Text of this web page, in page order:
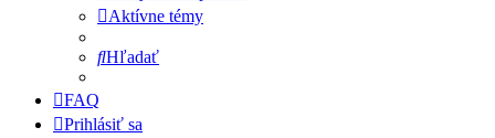
Aktívne témy
Hľadať
FAQ
Prihlásiť sa